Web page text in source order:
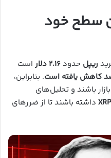
سطح خود
ریپل حدود۲.۱۶ دلار
است
. بنابراین،
باشند و تحلیل‌های
XRP داشته باشند تا از ضررهای